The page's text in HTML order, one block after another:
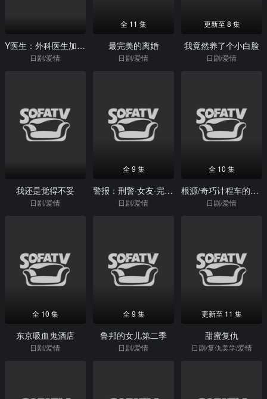
Y医生：外科医生加地秀树第六季
日剧/爱情
全 11 集
最完美的离婚
日剧/爱情
更新至 8 集
我竟然养了个小白脸
日剧/爱情
我还是觉得不妥
日剧/爱情
全 9 集
警报：刑警·女友·完全恶女
日剧/爱情
全 10 集
根源/奇巧计程车的路线
日剧/爱情
全 10 集
东京吸血鬼酒店
日剧/爱情
全 9 集
鲁邦的女儿第二季
日剧/爱情
更新至 11 集
甜蜜复仇
日剧/复仇美学/爱情